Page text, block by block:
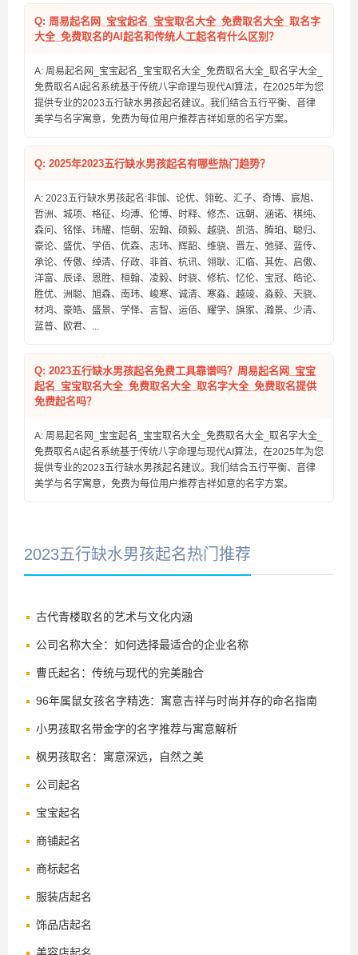
Q: 周易起名网_宝宝起名_宝宝取名大全_免费取名大全_取名字
大全_免费取名的AI起名和传统人工起名有什么区别？
A: 周易起名网_宝宝起名_宝宝取名大全_免费取名大全_取名字大全_
免费取名AI起名系统基于传统八字命理与现代AI算法，在2025年为您
提供专业的2023五行缺水男孩起名建议。我们结合五行平衡、音律
美学与名字寓意，免费为每位用户推荐吉祥如意的名字方案。
Q: 2025年2023五行缺水男孩起名有哪些热门趋势？
A: 2023五行缺水男孩起名:非伽、论优、翎乾、汇子、奇博、宸旭、
哲洲、城项、格征、均溥、伦博、时释、修杰、远朝、涵诺、棋纯、
森问、铭怿、玮耀、恺朝、宏翰、硕毅、越骁、凯浩、腾珀、聪归、
豪论、盛优、学佰、优森、志玮、辉韶、维骁、晋左、弛驿、蓝传、
承论、传傲、绰清、仔政、非首、杭讯、翎耿、汇临、其佐、启傲、
洋富、辰译、恩胜、桓翰、凌毅、时骁、修杭、忆伦、宝冠、皓论、
胜优、洲聪、旭森、南玮、峻寒、诚清、寒淼、越竣、淼毅、天骁、
材鸿、豪皓、盛景、学怿、言智、运佰、耀学、旗家、瀚景、少清、
蓝普、欧君、...
Q: 2023五行缺水男孩起名免费工具靠谱吗？周易起名网_宝宝
起名_宝宝取名大全_免费取名大全_取名字大全_免费取名提供
免费起名吗？
A: 周易起名网_宝宝起名_宝宝取名大全_免费取名大全_取名字大全_
免费取名AI起名系统基于传统八字命理与现代AI算法，在2025年为您
提供专业的2023五行缺水男孩起名建议。我们结合五行平衡、音律
美学与名字寓意，免费为每位用户推荐吉祥如意的名字方案。
2023五行缺水男孩起名热门推荐
古代青楼取名的艺术与文化内涵
公司名称大全：如何选择最适合的企业名称
曹氏起名：传统与现代的完美融合
96年属鼠女孩名字精选：寓意吉祥与时尚并存的命名指南
小男孩取名带金字的名字推荐与寓意解析
枫男孩取名：寓意深远，自然之美
公司起名
宝宝起名
商铺起名
商标起名
服装店起名
饰品店起名